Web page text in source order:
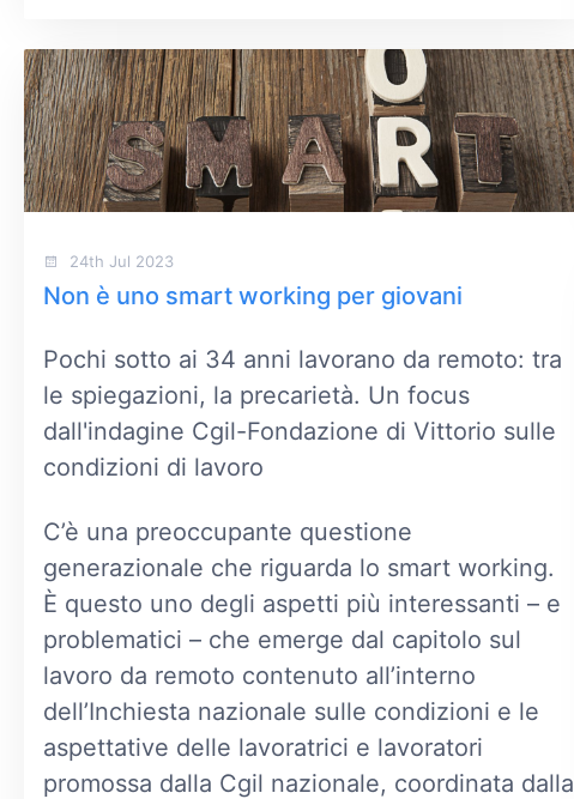
24th Jul 2023
Non è uno smart working per giovani
Pochi sotto ai 34 anni lavorano da remoto: tra
le spiegazioni, la precarietà. Un focus
dall'indagine Cgil-Fondazione di Vittorio sulle
condizioni di lavoro
C’è una preoccupante questione
generazionale che riguarda lo smart working.
È questo uno degli aspetti più interessanti – e
problematici – che emerge dal capitolo sul
lavoro da remoto contenuto all’interno
dell’Inchiesta nazionale sulle condizioni e le
aspettative delle lavoratrici e lavoratori
promossa dalla Cgil nazionale, coordinata dalla